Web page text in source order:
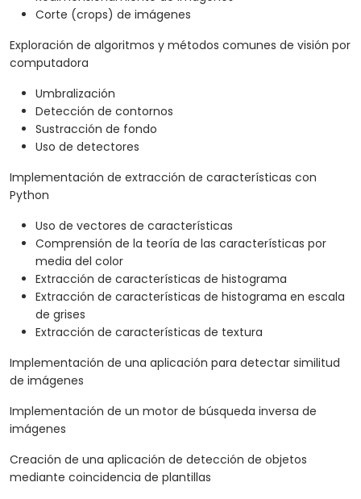
Corte (crops) de imágenes
Exploración de algoritmos y métodos comunes de visión por
computadora
Umbralización
Detección de contornos
Sustracción de fondo
Uso de detectores
Implementación de extracción de características con
Python
Uso de vectores de características
Comprensión de la teoría de las características por
media del color
Extracción de características de histograma
Extracción de características de histograma en escala
de grises
Extracción de características de textura
Implementación de una aplicación para detectar similitud
de imágenes
Implementación de un motor de búsqueda inversa de
imágenes
Creación de una aplicación de detección de objetos
mediante coincidencia de plantillas